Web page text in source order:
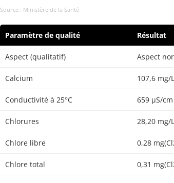
Source : Ministère de la Santé
Paramètre de qualité Résultat
Aspect (qualitatif) Aspect
Calcium 107,6 mg/L
Conductivité à 25°C 659 µS/cm
Chlorures 28,20 mg/L
Chlore libre 0,28
Chlore total 0,31